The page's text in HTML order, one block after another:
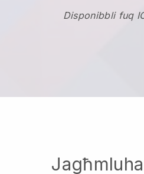
Disponibbli fuq